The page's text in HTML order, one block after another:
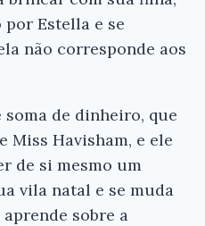
Estella e se
não corresponde aos
de dinheiro, que
Miss Havisham, e ele
de si mesmo um
vila natal e se muda
sobre a
×